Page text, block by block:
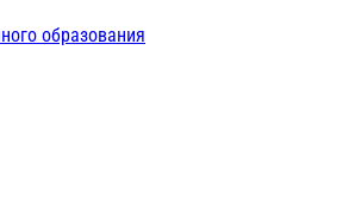
образования